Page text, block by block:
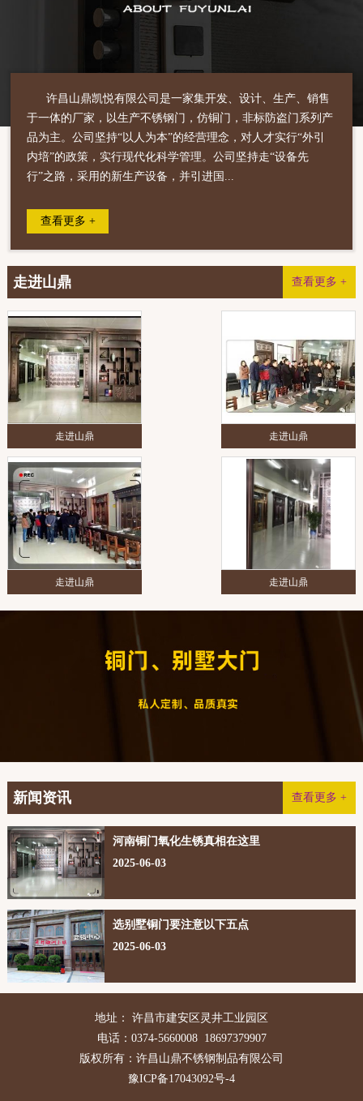
许昌山鼎凯悦有限公司是一家集开发、设计、生产、销售
于一体的厂家，以生产不锈钢门，仿铜门，非标防盗门系列产
品为主。公司坚持“以人为本”的经营理念，对人才实行“外引
内培”的政策，实行现代化科学管理。公司坚持走“设备先
行”之路，采用的新生产设备，并引进国...
查看更多 +
查看更多 +
走进山鼎
走进山鼎 走进山鼎
走进山鼎 走进山鼎
查看更多 +
新闻资讯
河南铜门氧化生锈真相在这里
2025-06-03
选别墅铜门要注意以下五点
2025-06-03
地址： 许昌市建安区灵井工业园区
电话：0374-5660008 18697379907
版权所有：许昌山鼎不锈钢制品有限公司
豫ICP备17043092号-4